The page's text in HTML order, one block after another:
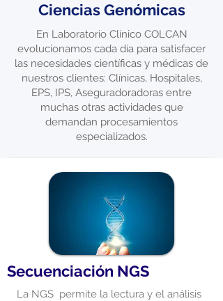
Ciencias Genómicas
En Laboratorio Clínico COLCAN
evolucionamos cada día para satisfacer
las necesidades científicas y médicas de
nuestros clientes: Clínicas, Hospitales,
EPS, IPS, Aseguradoradoras entre
muchas otras actividades que
demandan procesamientos
especializados.
Secuenciación NGS
La NGS permite la lectura y el análisis